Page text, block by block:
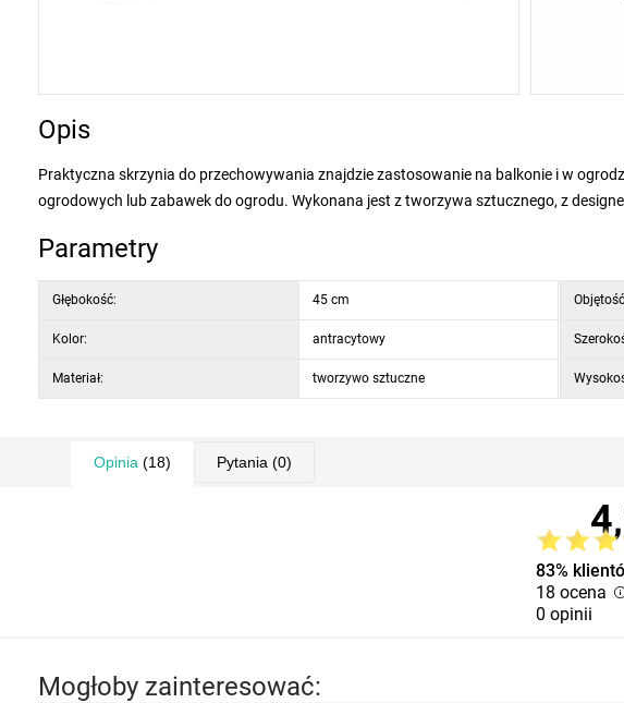
Opis
Praktyczna skrzynia do przechowywania znajdzie zastosowanie na balkonie i w
ogrodowych lub zabawek do ogrodu. Wykonana jest z tworzywa sztucznego, z
Parametry
Głębokość: 45 cm
Kolor: antracytowy
Materiał: tworzywo sztuczne
Opinia (18) Pytania (0)
83%
18 ocena
0 opinii
Mogłoby zainteresować: